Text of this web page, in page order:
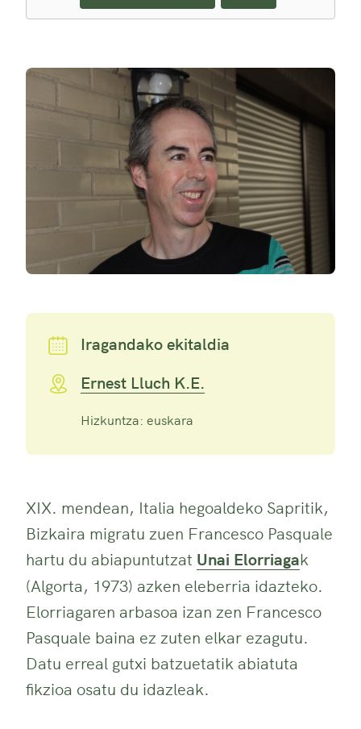
Iragandako ekitaldia
Ernest Lluch K.E.
Hizkuntza: euskara
XIX. mendean, Italia hegoaldeko Sapritik,
Bizkaira migratu zuen Francesco Pasquale
hartu du abiapuntutzat Unai Elorriagak
(Algorta, 1973) azken eleberria idazteko.
Elorriagaren arbasoa izan zen Francesco
Pasquale baina ez zuten elkar ezagutu.
Datu erreal gutxi batzuetatik abiatuta
fikzioa osatu du idazleak.